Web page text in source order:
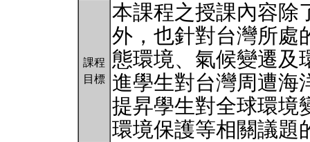
課程
目標
本課程之授課內容除
外，也針對台灣所處
態環境、氣候變遷及
進學生對台灣周遭海
提昇學生對全球環境
環境保護等相關議